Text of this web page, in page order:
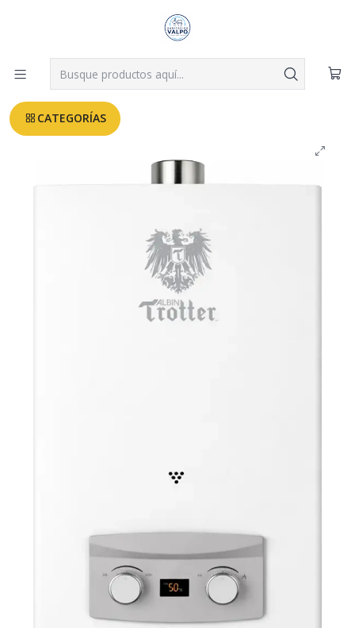
CATEGORÍAS
Despachos a todo Valparaíso, Viña, Quilpué y Villa Alemana desde
Leer más
Inicio GASFITERIA
Calefont Tiro Natural 5 Litros Gas Licuado